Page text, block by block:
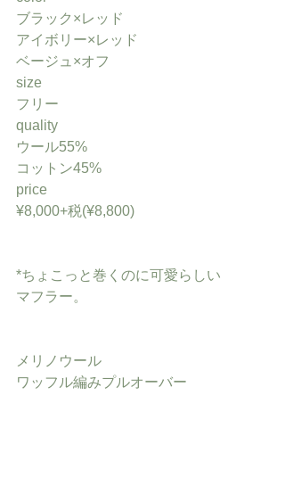
ブラック×レッド
アイボリー×レッド
ベージュ×オフ
size
フリー
quality
ウール55%
コットン45%
price
¥8,000+税(¥8,800)
*ちょこっと巻くのに可愛らしい
マフラー。
メリノウール
ワッフル編みプルオーバー